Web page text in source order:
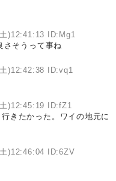
)12:41:13 ID:Mg1
さそうって事ね
)12:42:38 ID:vq1
)12:45:19 ID:fZ1
きたかった。ワイの地元に
)12:46:04 ID:6ZV